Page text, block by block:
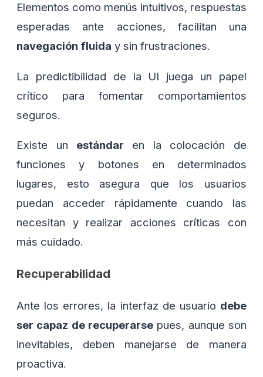
Elementos como menús intuitivos, respuestas
esperadas ante acciones, facilitan una
navegación fluida y sin frustraciones.
La predictibilidad de la UI juega un papel
crítico para fomentar comportamientos
seguros.
Existe un estándar en la colocación de
funciones y botones en determinados
lugares, esto asegura que los usuarios
puedan acceder rápidamente cuando las
necesitan y realizar acciones críticas con
más cuidado.
Recuperabilidad
Ante los errores, la interfaz de usuario debe
ser capaz de recuperarse pues, aunque son
inevitables, deben manejarse de manera
proactiva.